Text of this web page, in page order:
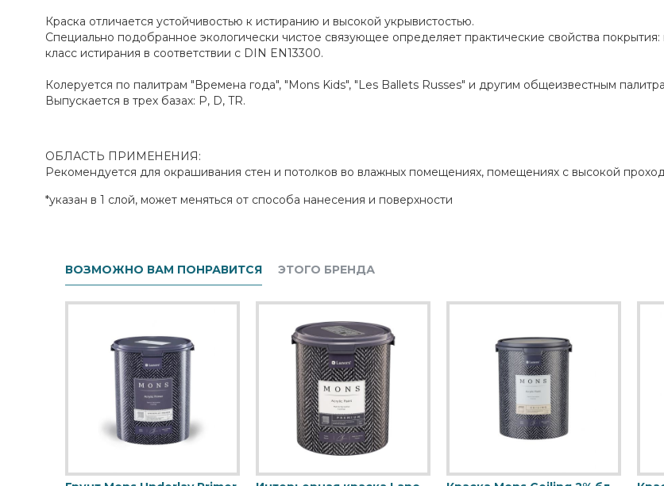
Краска отличается устойчивостью к истиранию и высокой укрывистостью.
Специально подобранное экологически чистое связующее определяет практические свойства
класс истирания в соответствии с DIN EN13300.
Колеруется по палитрам "Времена года", "Mons Kids", "Les Ballets Russes" и другим общеизвестным
Выпускается в трех базах: P, D, TR.
ОБЛАСТЬ ПРИМЕНЕНИЯ:
Рекомендуется для окрашивания стен и потолков во влажных помещениях, помещениях с высокой
*указан в 1 слой, может меняться от способа нанесения и поверхности
ВОЗМОЖНО ВАМ ПОНРАВИТСЯ ЭТОГО БРЕНДА